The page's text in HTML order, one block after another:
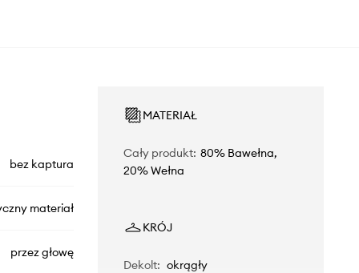
bez kaptura
materiał
przez głowę
MATERIAŁ
Cały produkt: 80% Bawełna,
20% Wełna
KRÓJ
Dekolt: okrągły